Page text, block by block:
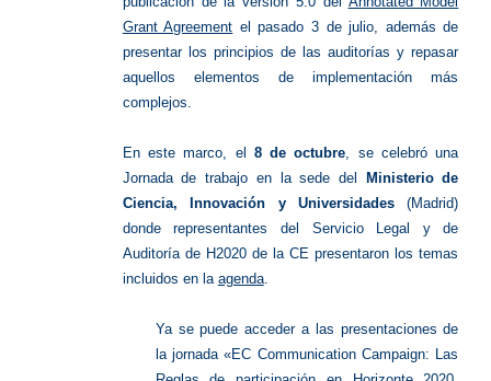
Grant Agreement el pasado 3 de julio, además de
presentar los principios de las auditorías y repasar
aquellos elementos de implementación más
complejos.
En este marco, el 8 de octubre, se celebró una
Jornada de trabajo en la sede del
Ministerio de
Ciencia, Innovación y Universidades(Madrid)
donde representantes del Servicio Legal y de
Auditoría de H2020 de la CE presentaron los temas
incluidos en la agenda.
Ya se puede acceder a las presentaciones de
la jornada «EC Communication Campaign: Las